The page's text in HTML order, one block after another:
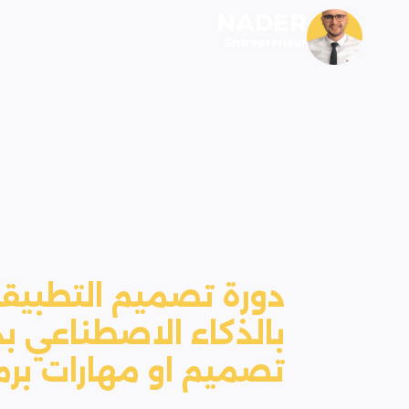
دورة تصميم
بالذكاء الاصطناعي
تصميم او مهارات